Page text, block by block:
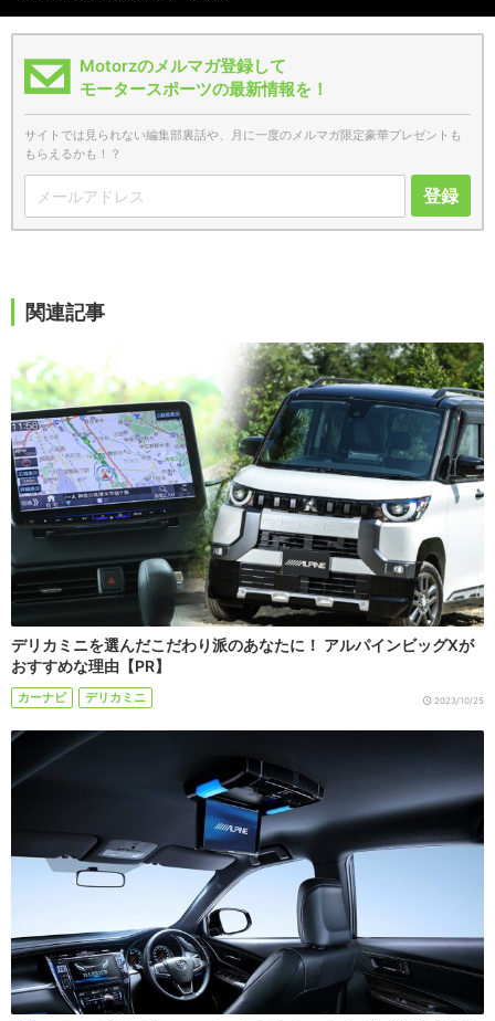
Motorzのメルマガ登録して
モータースポーツの最新情報を！
サイトでは見られない編集部裏話や、月に一度のメルマガ限定豪華プレゼントも
もらえるかも！？
登録
関連記事
デリカミニを選んだこだわり派のあなたに！ アルパインビッグXが
おすすめな理由【PR】
カーナビ デリカミニ 2023/10/25